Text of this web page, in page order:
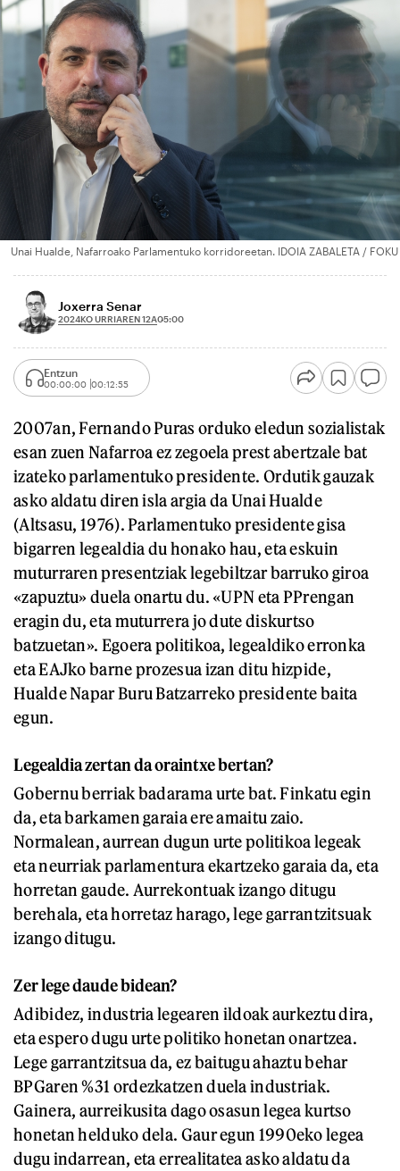
Unai Hualde, Nafarroako Parlamentuko korridoreetan. IDOIA ZABALETA / FOKU
Joxerra Senar
2024KO URRIAREN 12A05:00
Entzun
00:00:00 00:12:55
2007an, Fernando Puras orduko eledun sozialistak
esan zuen Nafarroa ez zegoela prest abertzale bat
izateko parlamentuko presidente. Ordutik gauzak
asko aldatu diren isla argia da Unai Hualde
(Altsasu, 1976). Parlamentuko presidente gisa
bigarren legealdia du honako hau, eta eskuin
muturraren presentziak legebiltzar barruko giroa
«zapuztu» duela onartu du. «UPN eta PPrengan
eragin du, eta muturrera jo dute diskurtso
batzuetan». Egoera politikoa, legealdiko erronka
eta EAJko barne prozesua izan ditu hizpide,
Hualde Napar Buru Batzarreko presidente baita
egun.
Legealdia zertan da oraintxe bertan?
Gobernu berriak badarama urte bat. Finkatu egin
da, eta barkamen garaia ere amaitu zaio.
Normalean, aurrean dugun urte politikoa legeak
eta neurriak parlamentura ekartzeko garaia da, eta
horretan gaude. Aurrekontuak izango ditugu
berehala, eta horretaz harago, lege garrantzitsuak
izango ditugu.
Zer lege daude bidean?
Adibidez, industria legearen ildoak aurkeztu dira,
eta espero dugu urte politiko honetan onartzea.
Lege garrantzitsua da, ez baitugu ahaztu behar
BPGaren %31 ordezkatzen duela industriak.
Gainera, aurreikusita dago osasun legea kurtso
honetan helduko dela. Gaur egun 1990eko legea
dugu indarrean, eta errealitatea asko aldatu da